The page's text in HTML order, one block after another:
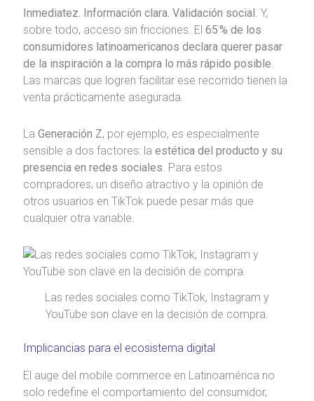
Inmediatez. Información clara. Validación social. Y,
sobre todo, acceso sin fricciones. El 65 % de los
consumidores latinoamericanos declara querer pasar
de la inspiración a la compra lo más rápido posible.
Las marcas que logren facilitar ese recorrido tienen la
venta prácticamente asegurada.
La Generación Z, por ejemplo, es especialmente
sensible a dos factores: la estética del producto y su
presencia en redes sociales. Para estos
compradores, un diseño atractivo y la opinión de
otros usuarios en TikTok puede pesar más que
cualquier otra variable.
Las redes sociales como TikTok, Instagram y
YouTube son clave en la decisión de compra.
Implicancias para el ecosistema digital
El auge del mobile commerce en Latinoamérica no
solo redefine el comportamiento del consumidor,